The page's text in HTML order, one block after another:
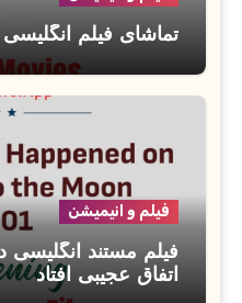
تماشای فیلم انگلیسی
فیلم و انیمیشن
فیلم مستند
اتفاق عجیبی افتاد